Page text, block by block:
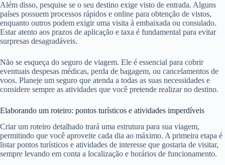
Além disso, pesquise se o seu destino exige visto de entrada. Alguns
países possuem processos rápidos e online para obtenção de vistos,
enquanto outros podem exigir uma visita à embaixada ou consulado.
Estar atento aos prazos de aplicação e taxa é fundamental para evitar
surpresas desagradáveis.
Não se esqueça do seguro de viagem. Ele é essencial para cobrir
eventuais despesas médicas, perda de bagagem, ou cancelamentos de
voos. Planeje um seguro que atenda a todas as suas necessidades e
considere sempre as atividades que você pretende realizar no destino.
Elaborando um roteiro: pontos turísticos e atividades imperdíveis
Criar um roteiro detalhado trará uma estrutura para sua viagem,
permitindo que você aproveite cada dia ao máximo. A primeira etapa é
listar pontos turísticos e atividades de interesse que gostaria de visitar,
sempre levando em conta a localização e horários de funcionamento.